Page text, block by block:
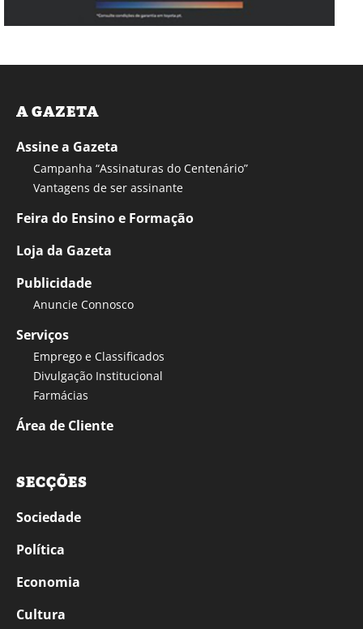
A GAZETA
Assine a Gazeta
Campanha “Assinaturas do Centenário”
Vantagens de ser assinante
Feira do Ensino e Formação
Loja da Gazeta
Publicidade
Anuncie Connosco
Serviços
Emprego e Classificados
Divulgação Institucional
Farmácias
Área de Cliente
SECÇÕES
Sociedade
Política
Economia
Cultura